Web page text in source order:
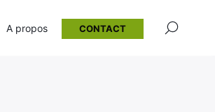
A propos CONTACT